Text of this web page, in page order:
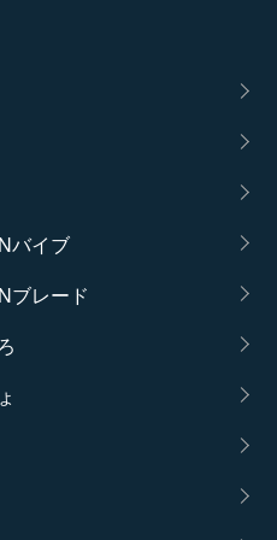
バイブ
ブレード